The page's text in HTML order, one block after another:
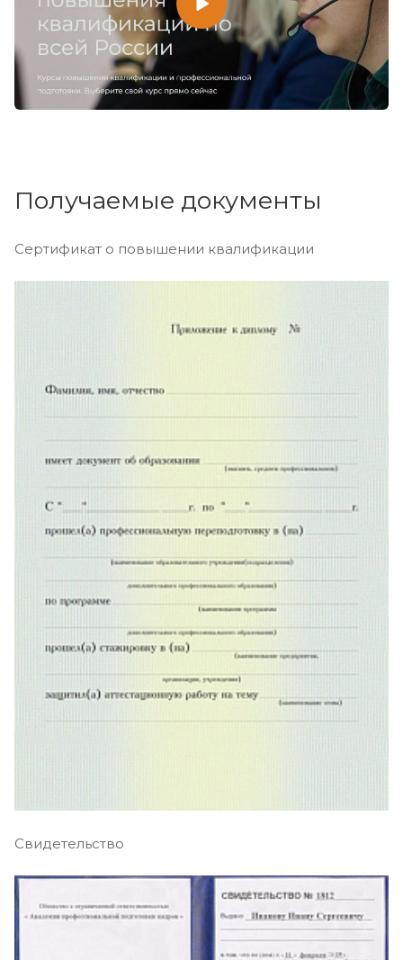
Получаемые документы
Сертификат о повышении квалификации
Свидетельство